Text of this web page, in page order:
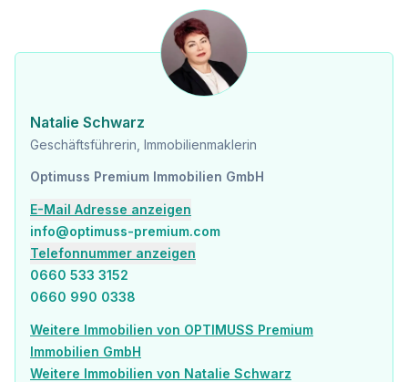
Natalie Schwarz
Geschäftsführerin, Immobilienmaklerin
Optimuss Premium Immobilien GmbH
E-Mail Adresse anzeigen
info@optimuss-premium.com
Telefonnummer anzeigen
0660 533 3152
0660 990 0338
Weitere Immobilien von OPTIMUSS Premium
Immobilien GmbH
Weitere Immobilien von Natalie Schwarz